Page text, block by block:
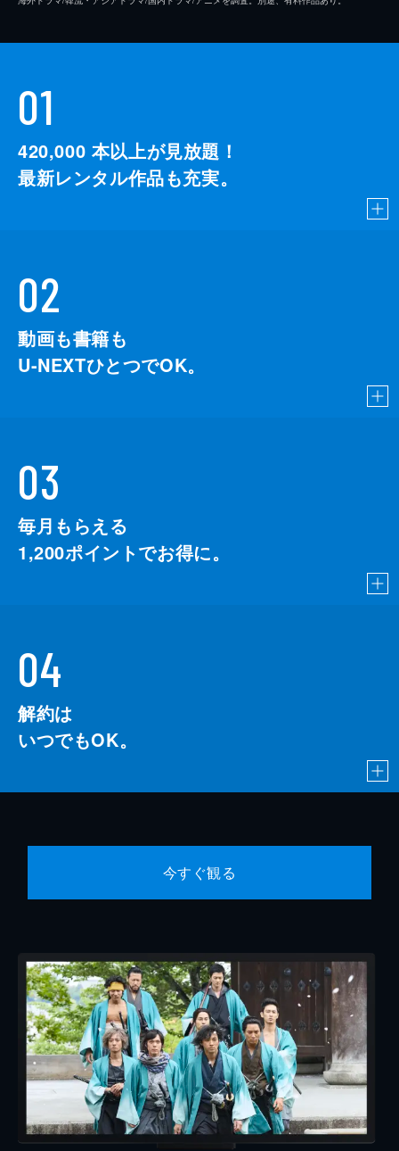
01
420,000 本以上が見放題！
最新レンタル作品も充実。
02
動画も書籍も
U-NEXTひとつでOK。
03
毎月もらえる
1,200ポイントでお得に。
04
解約は
いつでもOK。
今すぐ観る